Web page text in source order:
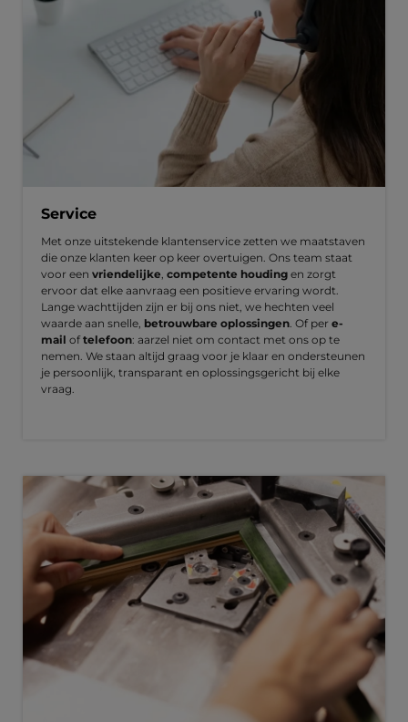
Service
Met onze uitstekende klantenservice zetten we maatstaven
die onze klanten keer op keer overtuigen. Ons team staat
voor een vriendelijke, competente houding en zorgt
ervoor dat elke aanvraag een positieve ervaring wordt.
Lange wachttijden zijn er bij ons niet, we hechten veel
waarde aan snelle, betrouwbare oplossingen. Of per e-
mail oftelefoon: aarzel niet om contact met ons op te
nemen. We staan altijd graag voor je klaar en ondersteunen
je persoonlijk, transparant en oplossingsgericht bij elke
vraag.